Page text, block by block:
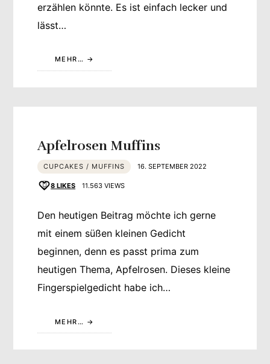
erzählen könnte. Es ist einfach lecker und
lässt…
MEHR…
Apfelrosen Muffins
CUPCAKES / MUFFINS 16. SEPTEMBER 2022
8 LIKES 11.563 VIEWS
Den heutigen Beitrag möchte ich gerne
mit einem süßen kleinen Gedicht
beginnen, denn es passt prima zum
heutigen Thema, Apfelrosen. Dieses kleine
Fingerspielgedicht habe ich…
MEHR…